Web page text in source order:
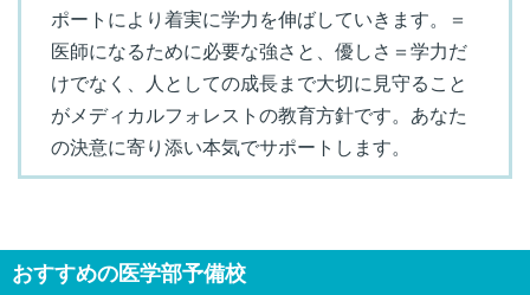
ポートにより着実に学力を伸ばしていきます。＝
医師になるために必要な強さと、優しさ＝学力だ
けでなく、人としての成長まで大切に見守ること
がメディカルフォレストの教育方針です。あなた
の決意に寄り添い本気でサポートします。
おすすめの医学部予備校